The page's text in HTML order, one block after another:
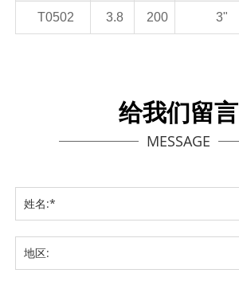
T0502 3.8 200 3"
给我们留言
MESSAGE